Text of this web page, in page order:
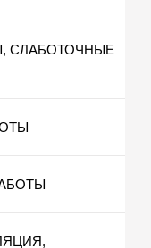
СЛАБОТОЧНЫЕ